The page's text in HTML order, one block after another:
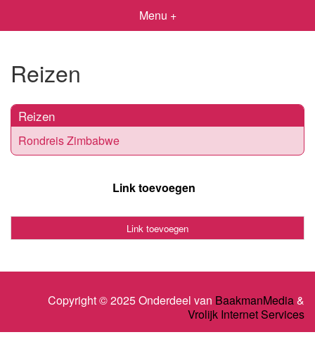
Menu +
Reizen
Reizen
Rondreis Zimbabwe
Link toevoegen
Link toevoegen
Copyright © 2025 Onderdeel van BaakmanMedia&
Vrolijk Internet Services